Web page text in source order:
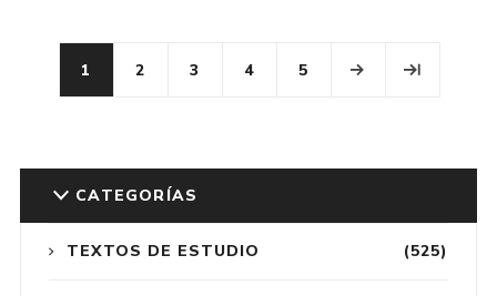
1 2 3 4 5
CATEGORÍAS
(525)
TEXTOS DE ESTUDIO